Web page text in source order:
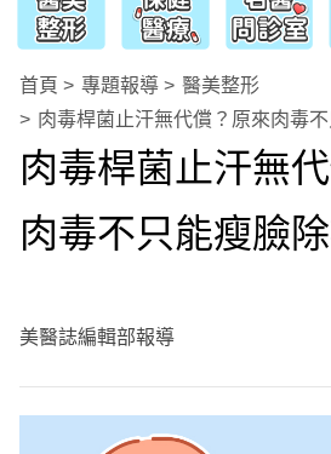
首頁 專題報導
醫美整形
肉毒桿菌止汗無代償？原來肉毒
肉毒桿菌止汗無
肉毒不只能瘦臉
美醫誌編輯部報導